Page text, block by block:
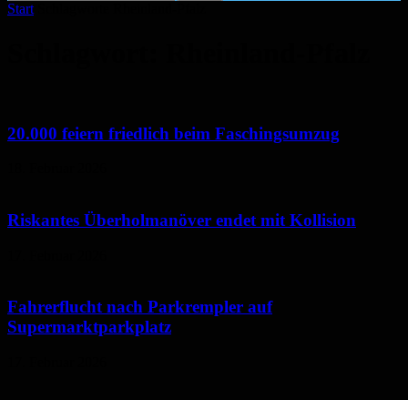
Start
20.000 feiern friedlich beim Faschingsumzug
Riskantes Überholmanöver endet mit Kollision
Fahrerflucht nach Parkrempler auf
Supermarktparkplatz